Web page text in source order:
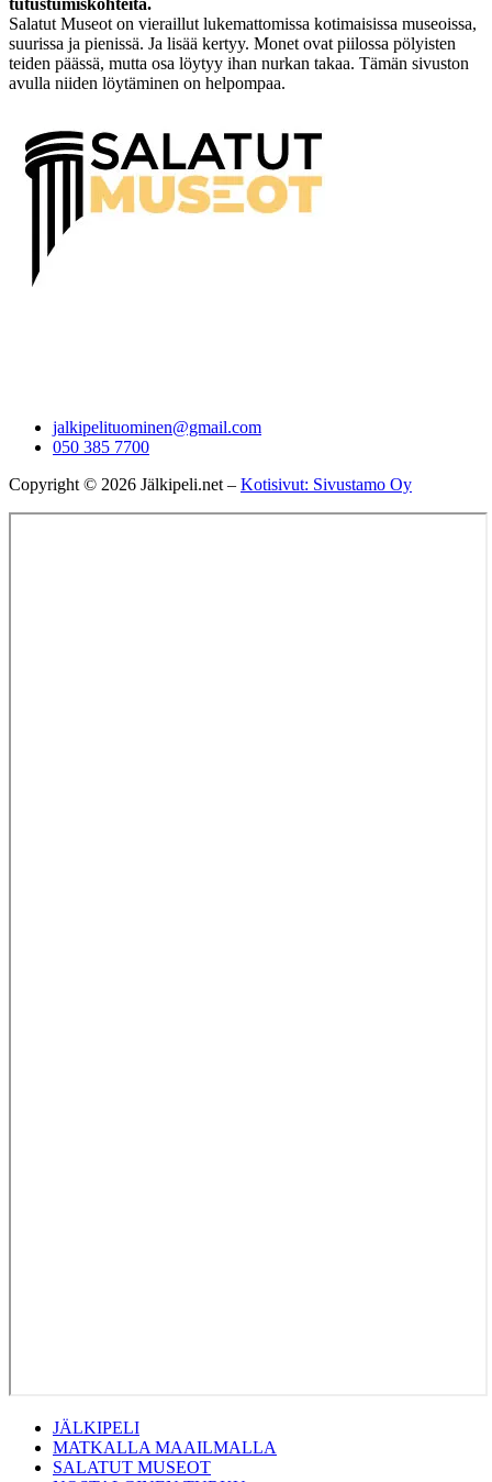
tutustumiskohteita.
Salatut Museot on vieraillut lukemattomissa kotimaisissa museoissa,
suurissa ja pienissä. Ja lisää kertyy. Monet ovat piilossa pölyisten
teiden päässä, mutta osa löytyy ihan nurkan takaa. Tämän sivuston
avulla niiden löytäminen on helpompaa.
jalkipelituominen@gmail.com
050 385 7700
Copyright © 2026 Jälkipeli.net – Kotisivut: Sivustamo Oy
JÄLKIPELI
MATKALLA MAAILMALLA
SALATUT MUSEOT